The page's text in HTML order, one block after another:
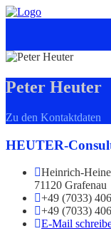
Peter Heuter
Zu den Kontaktdaten
HEUTER-
Heinrich-
71120 Grafenau
+49 (7033)
+49 (7033)
E-Mail